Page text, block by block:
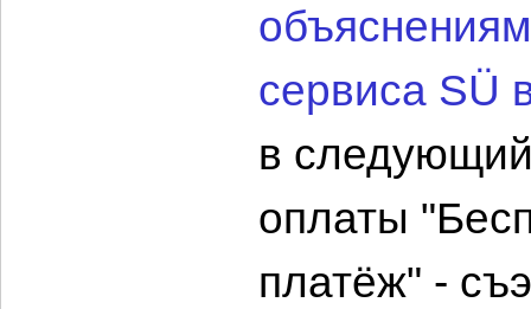
сервиса SÜ
в
оплаты
платёж" -